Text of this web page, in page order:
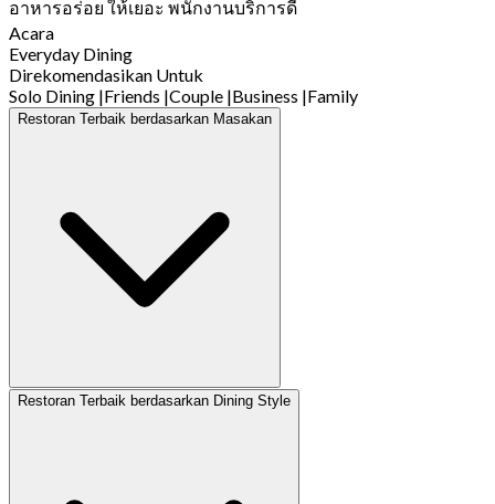
อาหารอร่อย ให้เยอะ พนักงานบริการดี
Acara
Everyday Dining
Direkomendasikan Untuk
Solo Dining |Friends |Couple |Business |Family
Restoran Terbaik berdasarkan Masakan
Restoran Terbaik berdasarkan Dining Style